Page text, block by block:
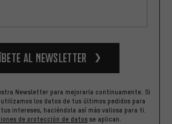
al newsletter
Newsletter para mejorarla continuamente. Si
los datos de tus últimos pedidos para
intereses, haciéndola así más valiosa para ti.
de protección de datos se aplican.